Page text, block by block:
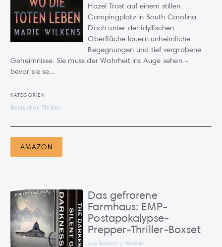
Hazel Trost auf einem stillen
Campingplatz in South Carolina.
Doch unter der idyllischen
Oberfläche lauern unheimliche
Begegnungen und tief vergrabene
Geheimnisse. Sie muss der Wahrheit ins Auge sehen –
bevor sie se...
KATEGORIEN
Bestseller, Thriller
AMAZON
Das gefrorene
Farmhaus: EMP-
Postapokalypse-
Prepper-Thriller-Boxset
aus Robert J. Walker